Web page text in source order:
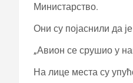
Министарство.
Они су појаснили да
„Авион се срушио у
На лице места су